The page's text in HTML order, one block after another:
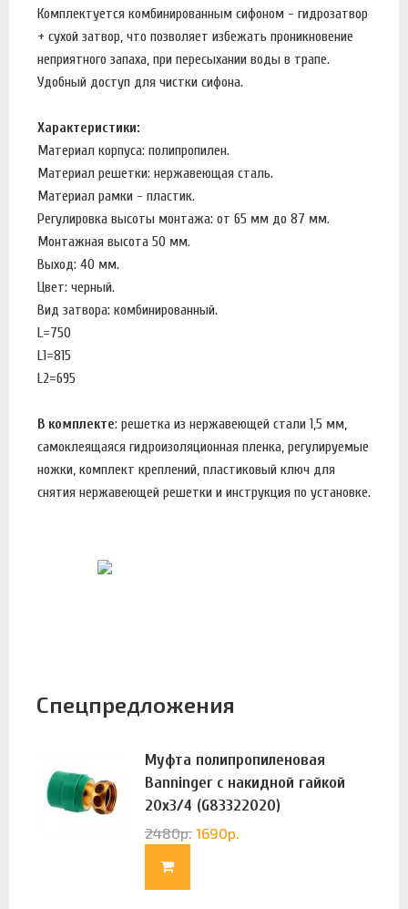
Комплектуется комбинированным сифоном - гидрозатвор
+ сухой затвор, что позволяет избежать проникновение
неприятного запаха, при пересыхании воды в трапе.
Удобный доступ для чистки сифона.
Характеристики:
Материал корпуса: полипропилен.
Материал решетки: нержавеющая сталь.
Материал рамки - пластик.
Регулировка высоты монтажа: от 65 мм до 87 мм.
Монтажная высота 50 мм.
Выход: 40 мм.
Цвет: черный.
Вид затвора: комбинированный.
L=750
L1=815
L2=695
В комплекте: решетка из нержавеющей стали 1,5 мм,
самоклеящаяся гидроизоляционная пленка, регулируемые
ножки, комплект креплений, пластиковый ключ для
снятия нержавеющей решетки и инструкция по установке.
Спецпредложения
Муфта полипропиленовая
Banninger с накидной гайкой
20х3/4 (G83322020)
2480р. 1690р.